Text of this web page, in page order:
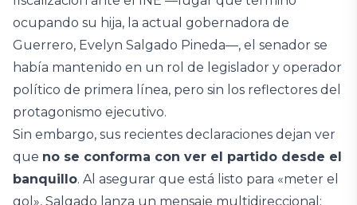
ocupando su hija, la actual gobernadora de
Guerrero, Evelyn Salgado Pineda—, el senador se
había mantenido en un rol de legislador y operador
político de primera línea, pero sin los reflectores del
protagonismo ejecutivo.
Sin embargo, sus recientes declaraciones dejan ver
que no se conforma con ver el partido desde el
banquillo. Al asegurar que está listo para «meter el
gol», Salgado lanza un mensaje multidireccional: